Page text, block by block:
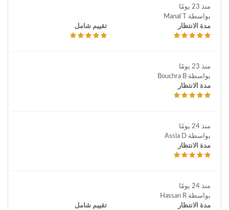
منذ 23 يومًا
بواسطة Manal T
مدة الانتظار
تقييم شامل
منذ 23 يومًا
بواسطة Bouchra B
مدة الانتظار
منذ 24 يومًا
بواسطة Assia D
مدة الانتظار
منذ 24 يومًا
بواسطة Hassan R
مدة الانتظار
تقييم شامل